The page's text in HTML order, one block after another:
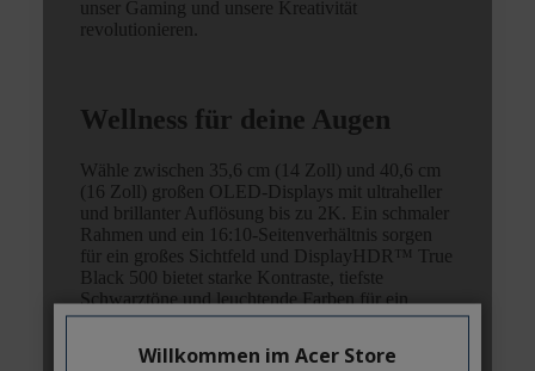
Willkommen im Acer Store